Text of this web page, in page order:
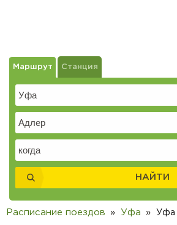
Маршрут Станция
НАЙТИ
Расписание поездов Уфа Уфа